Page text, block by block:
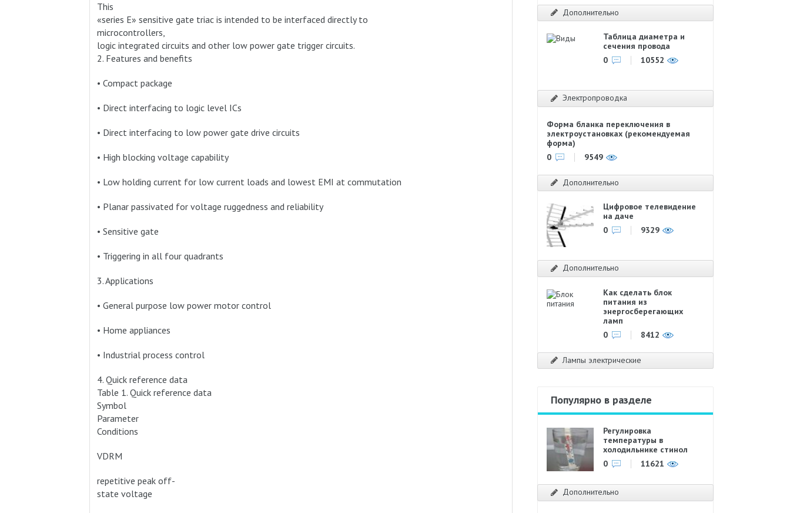
This
«series E» sensitive gate triac is intended to be interfaced directly to
microcontrollers,
logic integrated circuits and other low power gate trigger circuits.
2. Features and benefits
• Compact package
• Direct interfacing to logic level ICs
• Direct interfacing to low power gate drive circuits
• High blocking voltage capability
• Low holding current for low current loads and lowest EMI at commutation
• Planar passivated for voltage ruggedness and reliability
• Sensitive gate
• Triggering in all four quadrants
3. Applications
• General purpose low power motor control
• Home appliances
• Industrial process control
4. Quick reference data
Table 1. Quick reference data
Symbol
Parameter
Conditions
VDRM
repetitive peak off-
state voltage
Дополнительно
Таблица диаметра и
сечения провода
0
10552
Электропроводка
Форма бланка переключения в
электроустановках (рекомендуемая
форма)
0
9549
Дополнительно
Цифровое телевидение
на даче
0
9329
Дополнительно
Как сделать блок
питания из
энергосберегающих
ламп
0
8412
Лампы электрические
Популярно в разделе
Регулировка
температуры в
холодильнике стинол
0
11621
Дополнительно